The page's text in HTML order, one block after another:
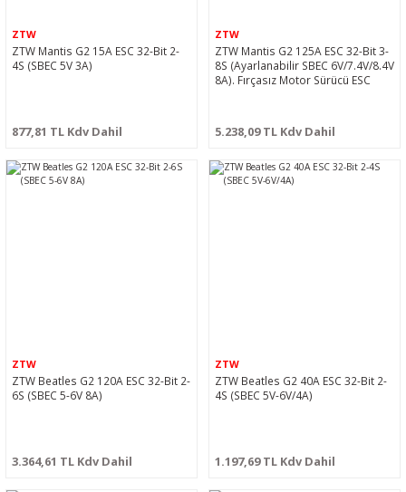
ZTW
ZTW Mantis G2 15A ESC 32-Bit 2-
4S (SBEC 5V 3A)
877,81 TL Kdv Dahil
ZTW
ZTW Mantis G2 125A ESC 32-Bit 3-
8S (Ayarlanabilir SBEC 6V/7.4V/8.4V
8A). Fırçasız Motor Sürücü ESC
5.238,09 TL Kdv Dahil
ZTW
ZTW Beatles G2 120A ESC 32-Bit 2-
6S (SBEC 5-6V 8A)
3.364,61 TL Kdv Dahil
ZTW
ZTW Beatles G2 40A ESC 32-Bit 2-
4S (SBEC 5V-6V/4A)
1.197,69 TL Kdv Dahil